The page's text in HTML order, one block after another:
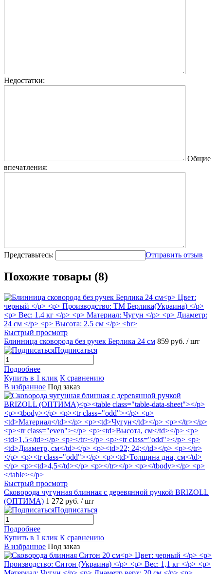
Недостатки:
Общие
впечатления:
Представьтесь: Отправить отзыв
Похожие товары (8)
Быстрый просмотр
Блинница сковорода без ручек Берлика 24 см 859 руб. / шт
Подписаться
Подробнее
Купить в 1 клик К сравнению
В избранное Под заказ
Быстрый просмотр
Сковорода чугунная блинная с деревянной ручкой BRIZOLL
(ОПТИМА) 1 272 руб. / шт
Подписаться
Подробнее
Купить в 1 клик К сравнению
В избранное Под заказ